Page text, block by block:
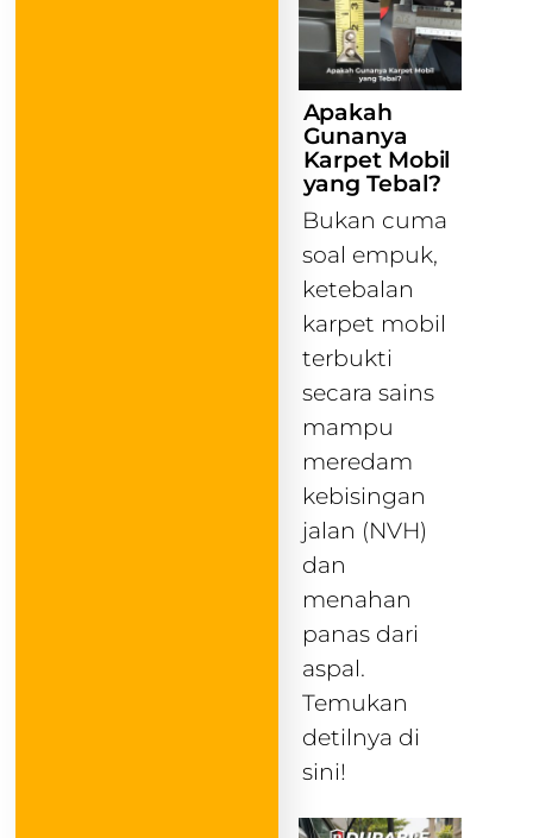
Apakah
Gunanya
Karpet Mobil
yang Tebal?
Bukan cuma
soal empuk,
ketebalan
karpet mobil
terbukti
secara sains
mampu
meredam
kebisingan
jalan (NVH)
dan
menahan
panas dari
aspal.
Temukan
detilnya di
sini!